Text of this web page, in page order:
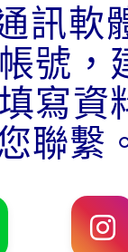
訊軟
號，
寫資
聯繫